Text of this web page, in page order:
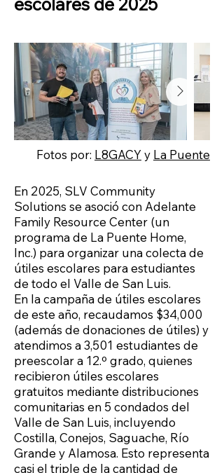
Fotos por: L8GACY y La Puente
En 2025, SLV Community
Solutions se asoció con Adelante
Family Resource Center (un
programa de La Puente Home,
Inc.) para organizar una colecta de
útiles escolares para estudiantes
de todo el Valle de San Luis.
En la campaña de útiles escolares
de este año, recaudamos $34,000
(además de donaciones de útiles) y
atendimos a 3,501 estudiantes de
preescolar a 12.º grado, quienes
recibieron útiles escolares
gratuitos mediante distribuciones
comunitarias en 5 condados del
Valle de San Luis, incluyendo
Costilla, Conejos, Saguache, Río
Grande y Alamosa. Esto representa
casi el triple de la cantidad de